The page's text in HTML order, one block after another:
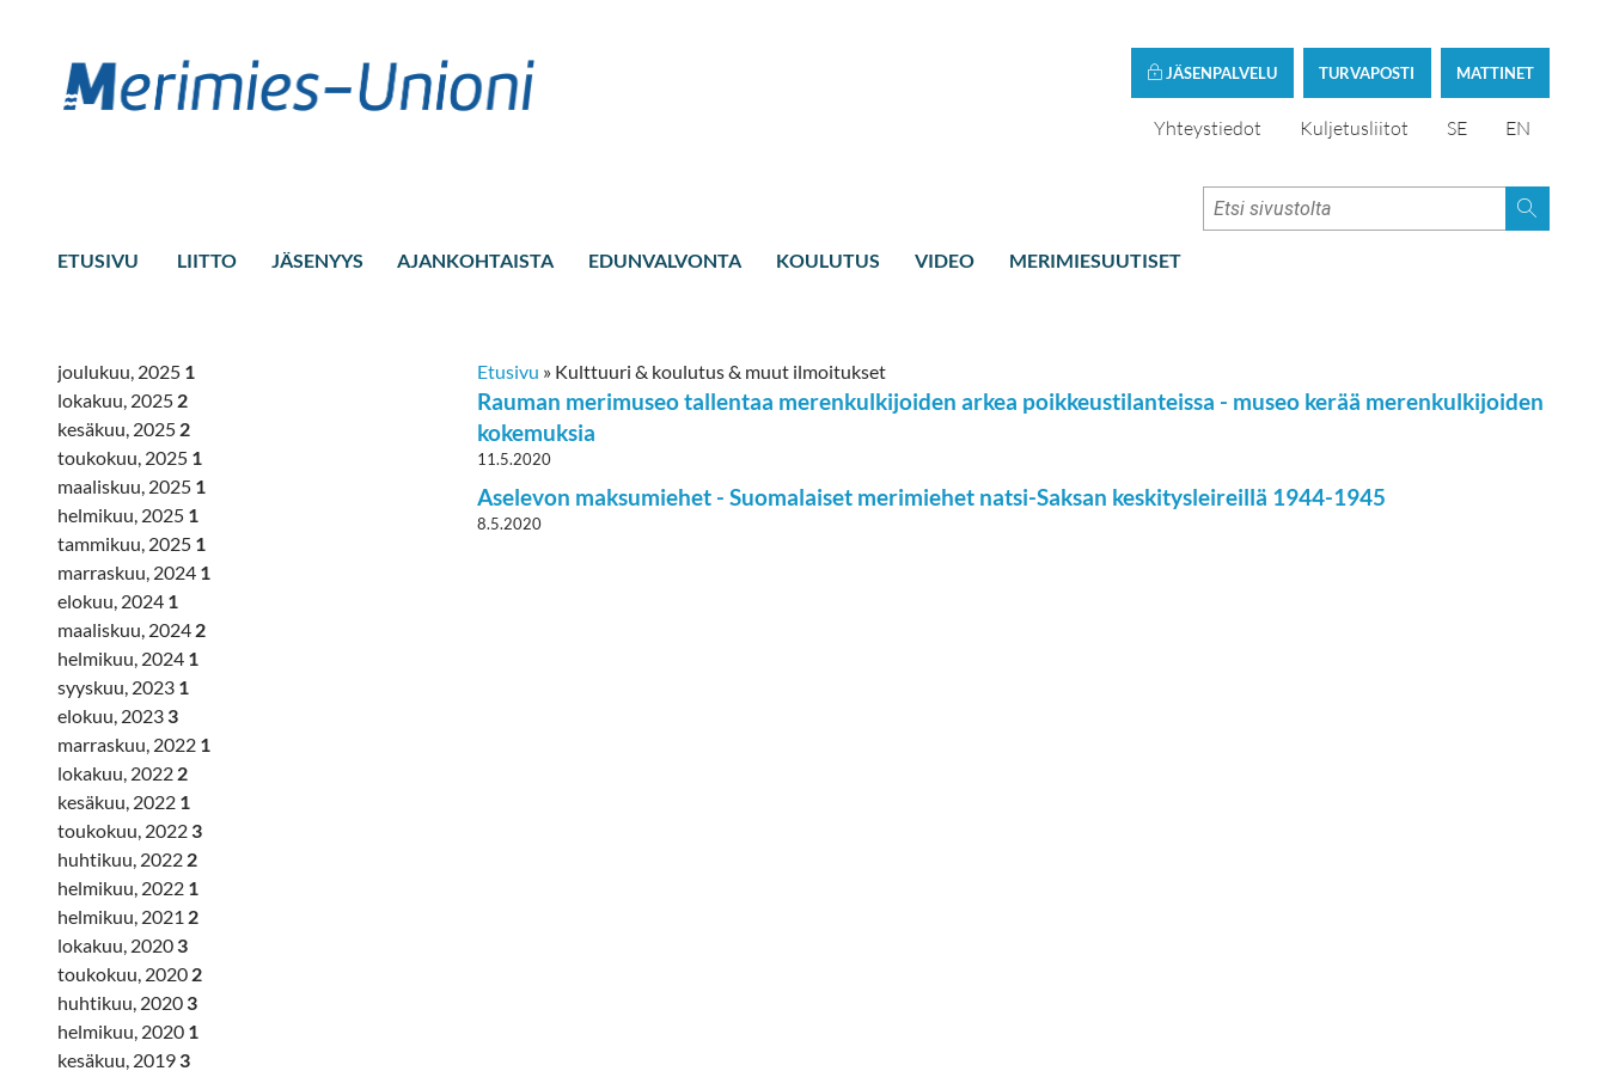
MATTINET
TURVAPOSTI
JÄSENPALVELU
Yhteystiedot Kuljetusliitot SE EN
ETUSIVU LIITTO JÄSENYYS AJANKOHTAISTA EDUNVALVONTA KOULUTUS VIDEO MERIMIESUUTISET
Etusivu » Kulttuuri & koulutus & muut ilmoitukset
Rauman merimuseo tallentaa merenkulkijoiden arkea poikkeustilanteissa - museo kerää merenkulkijoiden
kokemuksia
11.5.2020
Aselevon maksumiehet - Suomalaiset merimiehet natsi-Saksan keskitysleireillä 1944-1945
8.5.2020
joulukuu, 2025 1
lokakuu, 2025 2
kesäkuu, 2025 2
toukokuu, 2025 1
maaliskuu, 2025 1
helmikuu, 2025 1
tammikuu, 2025 1
marraskuu, 2024 1
elokuu, 2024 1
maaliskuu, 2024 2
helmikuu, 2024 1
syyskuu, 2023 1
elokuu, 2023 3
marraskuu, 2022 1
lokakuu, 2022 2
kesäkuu, 2022 1
toukokuu, 2022 3
huhtikuu, 2022 2
helmikuu, 2022 1
helmikuu, 2021 2
lokakuu, 2020 3
toukokuu, 2020 2
huhtikuu, 2020 3
helmikuu, 2020 1
kesäkuu, 2019 3